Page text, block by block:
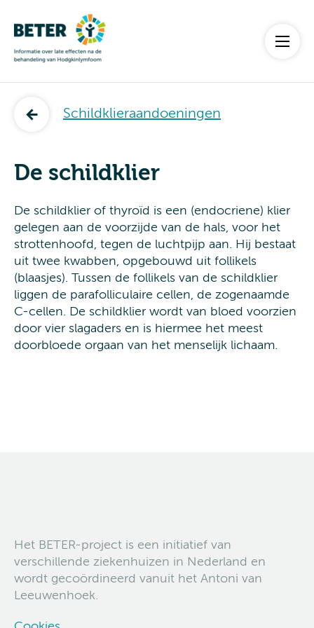
Schildklieraandoeningen
De schildklier
De schildklier of thyroïd is een (endocriene) klier
gelegen aan de voorzijde van de hals, voor het
strottenhoofd, tegen de luchtpijp aan. Hij bestaat
uit twee kwabben, opgebouwd uit follikels
(blaasjes). Tussen de follikels van de schildklier
liggen de parafolliculaire cellen, de zogenaamde
C-cellen. De schildklier wordt van bloed voorzien
door vier slagaders en is hiermee het meest
doorbloede orgaan van het menselijk lichaam.
Het BETER-project is een initiatief van
verschillende ziekenhuizen in Nederland en
wordt gecoördineerd vanuit het Antoni van
Leeuwenhoek.